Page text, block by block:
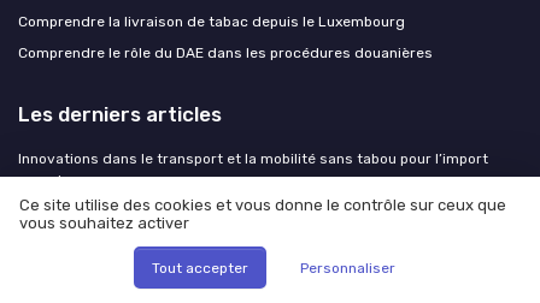
Comprendre la livraison de tabac depuis le Luxembourg
Comprendre le rôle du DAE dans les procédures douanières
Les derniers articles
Innovations dans le transport et la mobilité sans tabou pour l’import
export
Dossiers douane à boucler avant les congés : la check-list du
responsable conformité
Comment choisir un aspirateur professionnel eau et poussière pour
Ce site utilise des cookies et vous donne le contrôle sur ceux que
vous souhaitez activer
Tout accepter Personnaliser